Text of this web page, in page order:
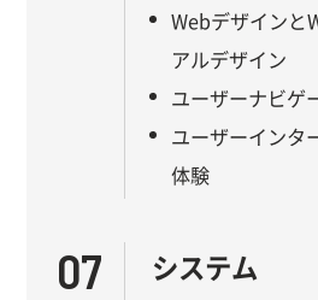
Webデザインと
アルデザイン
ユーザーナビゲ
ユーザーインタ
体験
07 システム